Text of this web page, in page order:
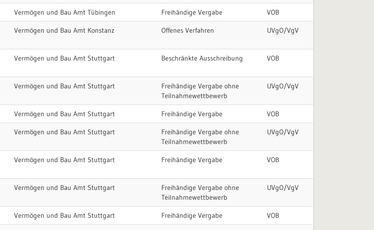
Vermögen und Bau Amt Tübingen Freihändige Vergabe VOB
Vermögen und Bau Amt Konstanz Offenes Verfahren UVgO/VgV
Vermögen und Bau Amt Stuttgart Beschränkte Ausschreibung VOB
Vermögen und Bau Amt Stuttgart
Freihändige Vergabe ohne
Teilnahmewettbewerb
UVgO/VgV
Vermögen und Bau Amt Stuttgart Freihändige Vergabe VOB
Vermögen und Bau Amt Stuttgart
Freihändige Vergabe ohne
Teilnahmewettbewerb
UVgO/VgV
Vermögen und Bau Amt Stuttgart Freihändige Vergabe VOB
Vermögen und Bau Amt Stuttgart
Freihändige Vergabe ohne
Teilnahmewettbewerb
UVgO/VgV
Vermögen und Bau Amt Stuttgart Freihändige Vergabe VOB